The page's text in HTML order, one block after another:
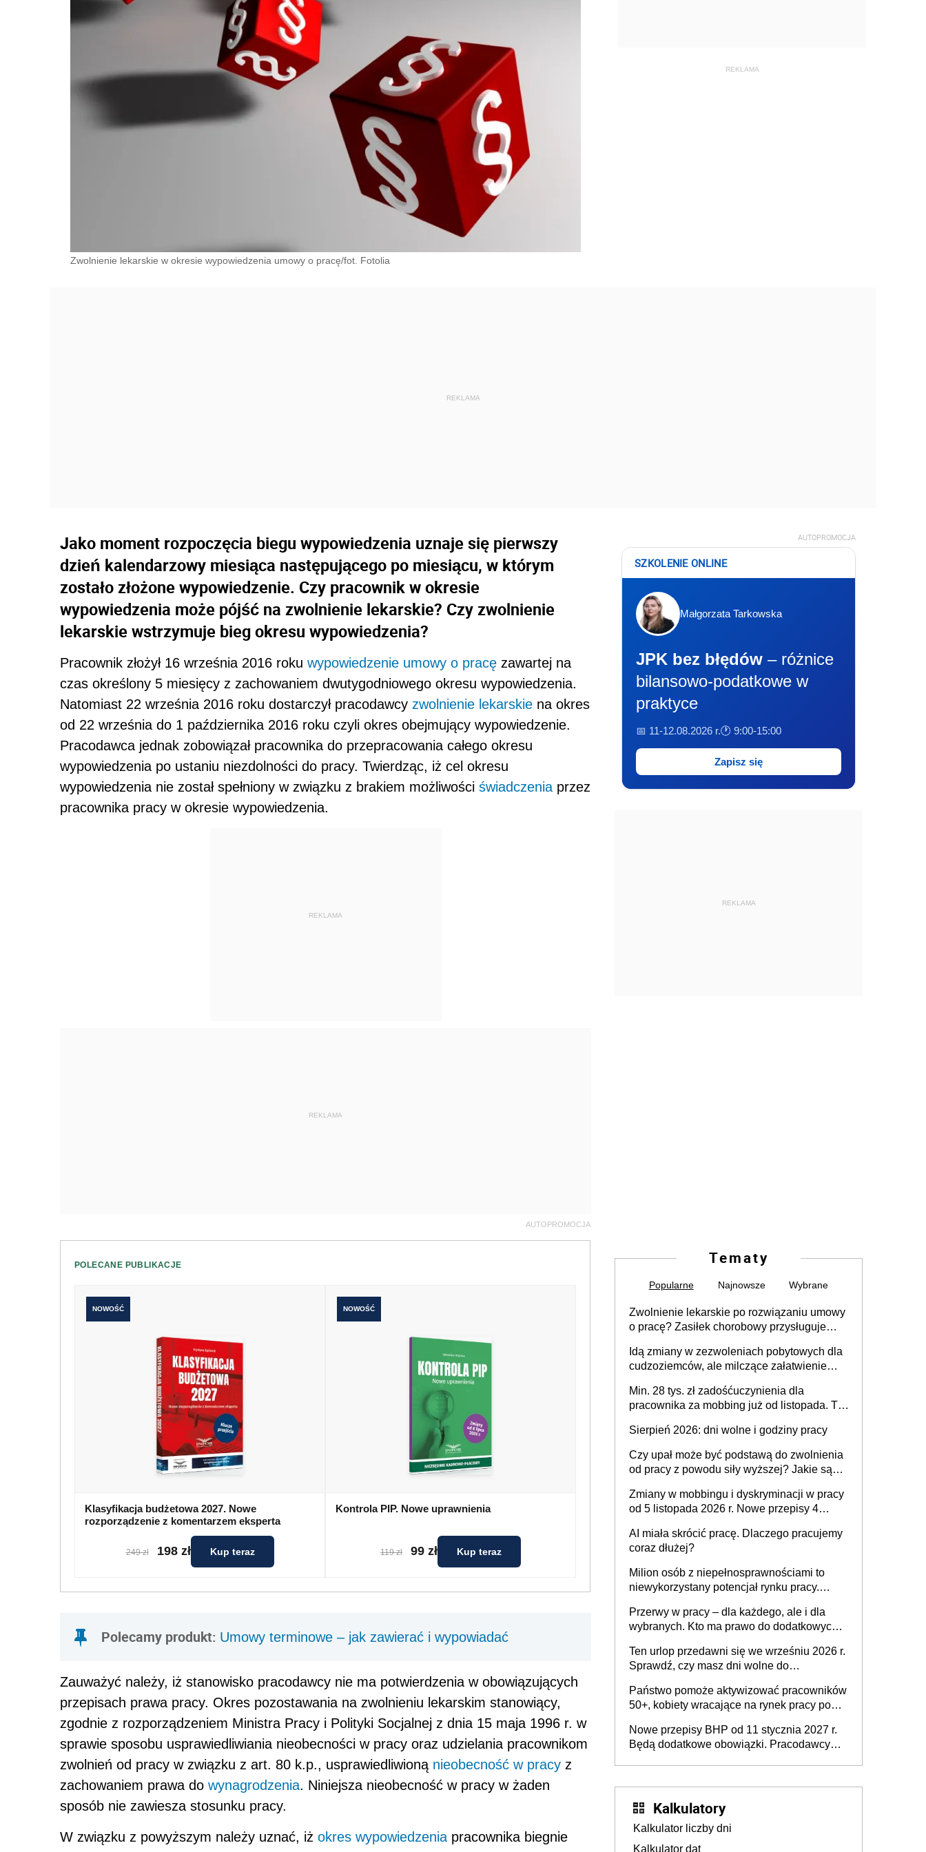
Zwolnienie lekarskie w okresie wypowiedzenia umowy o pracę/fot. Fotolia
Jako moment rozpoczęcia biegu wypowiedzenia uznaje się pierwszy
dzień kalendarzowy miesiąca następującego po miesiącu, w którym
zostało złożone wypowiedzenie. Czy pracownik w okresie
wypowiedzenia może pójść na zwolnienie lekarskie? Czy zwolnienie
lekarskie wstrzymuje bieg okresu wypowiedzenia?
Pracownik złożył 16 września 2016 roku wypowiedzenie umowy o pracę zawartej na
czas określony 5 miesięcy z zachowaniem dwutygodniowego okresu wypowiedzenia.
Natomiast 22 września 2016 roku dostarczył pracodawcy zwolnienie lekarskie na okres
od 22 września do 1 października 2016 roku czyli okres obejmujący wypowiedzenie.
Pracodawca jednak zobowiązał pracownika do przepracowania całego okresu
wypowiedzenia po ustaniu niezdolności do pracy. Twierdząc, iż cel okresu
wypowiedzenia nie został spełniony w związku z brakiem możliwości świadczenia przez
pracownika pracy w okresie wypowiedzenia.
REKLAMA
REKLAMA
AUTOPROMOCJA
POLECANE PUBLIKACJE
NOWOŚĆ
Klasyfikacja budżetowa 2027. Nowe
rozporządzenie z komentarzem eksperta
249 zł 198 zł Kup teraz
NOWOŚĆ
Kontrola PIP. Nowe uprawnienia
119 zł 99 zł Kup teraz
Polecamy produkt: Umowy terminowe – jak zawierać i wypowiadać
Zauważyć należy, iż stanowisko pracodawcy nie ma potwierdzenia w obowiązujących
przepisach prawa pracy. Okres pozostawania na zwolnieniu lekarskim stanowiący,
zgodnie z rozporządzeniem Ministra Pracy i Polityki Socjalnej z dnia 15 maja 1996 r. w
sprawie sposobu usprawiedliwiania nieobecności w pracy oraz udzielania pracownikom
zwolnień od pracy w związku z art. 80 k.p., usprawiedliwioną nieobecność w pracy z
zachowaniem prawa do wynagrodzenia. Niniejsza nieobecność w pracy w żaden
sposób nie zawiesza stosunku pracy.
W związku z powyższym należy uznać, iż okres wypowiedzenia pracownika biegnie
AUTOPROMOCJA
SZKOLENIE ONLINE
Małgorzata Tarkowska
JPK bez błędów – różnice
bilansowo-podatkowe w
praktyce
📅 11-12.08.2026 r.🕐 9:00-15:00
Zapisz się
REKLAMA
Tematy
Popularne Najnowsze Wybrane
Zwolnienie lekarskie po rozwiązaniu umowy
o pracę? Zasiłek chorobowy przysługuje
dni od ustania stosunku pracy
Idą zmiany w zezwoleniach pobytowych dla
cudzoziemców, ale milczące załatwienie
Min. 28 tys. zł zadośćuczynienia dla
pracownika za mobbing już od listopada. To
zespołu
Sierpień 2026: dni wolne i godziny pracy
Czy upał może być podstawą do zwolnienia
od pracy z powodu siły wyższej? Jakie są
Zmiany w mobbingu i dyskryminacji w pracy
od 5 listopada 2026 r. Nowe przepisy 4
Ustaw
AI miała skrócić pracę. Dlaczego pracujemy
coraz dłużej?
Milion osób z niepełnosprawnościami to
niewykorzystany potencjał rynku pracy.
dofinansowań czy refundacji, ale bariery po
stronie systemu i świadomości
pracodawców [WYWIAD]
Przerwy w pracy – dla każdego, ale i dla
wybranych. Kto ma prawo do dodatkowych
Ten urlop przedawni się we wrześniu 2026 r.
Sprawdź, czy masz dni wolne do
Państwo pomoże aktywizować pracowników
50+, kobiety wracające na rynek pracy po
osoby neuroatypowe. Powstanie Fundusz
na rzecz Inkluzywności w Zatrudnianiu?
Nowe przepisy BHP od 11 stycznia 2027 r.
Będą dodatkowe obowiązki. Pracodawcy
Kalkulatory
Kalkulator liczby dni
Kalkulator dat